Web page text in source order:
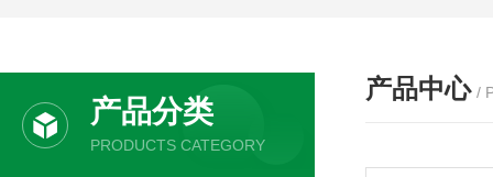
产品分类
PRODUCTS CATEGORY
产品中心 /